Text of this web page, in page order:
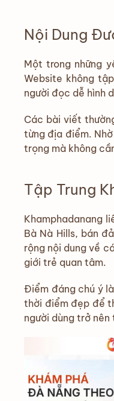
Nội Dung
Một trong những
Website không
người đọc dễ hình
Các bài viết
từng địa điểm.
trọng mà không
Tập Trung
Khamphadanang
Bà Nà Hills, bán
rộng nội dung về
giới trẻ quan tâm.
Điểm đáng chú ý
thời điểm đẹp để
người dùng trở